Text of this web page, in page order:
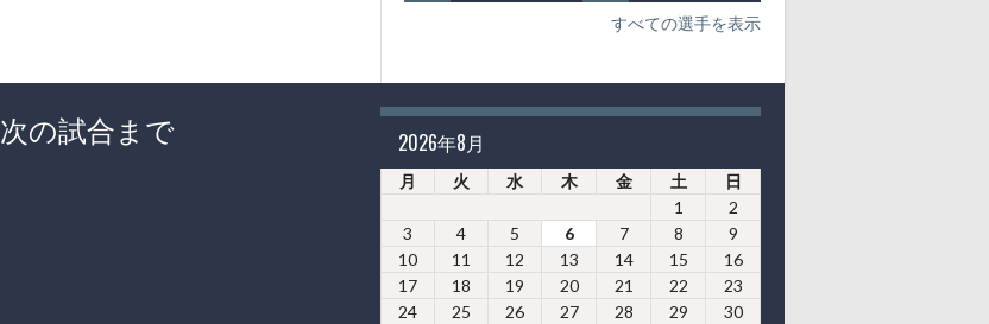
すべての選手を表示
次の試合まで 2026年8月
月 火 水 木 金 土
日
1
2
3
4 5 6 7 8
9
10
11 12 13 14 15
16
17
18 19 20 21 22
23
24
25 26 27 28 29 30